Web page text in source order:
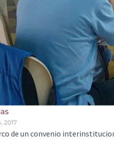
2017
de un convenio